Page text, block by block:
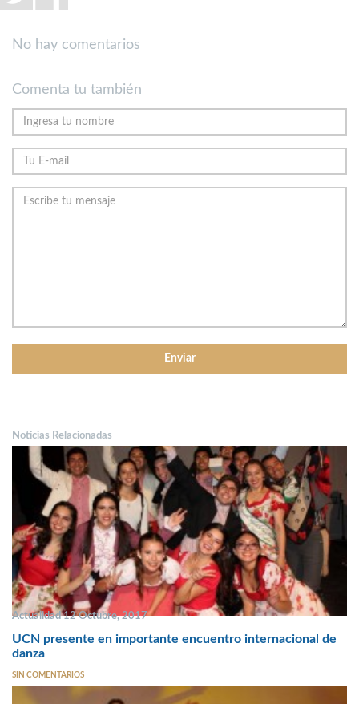
No hay comentarios
Comenta tu también
Noticias Relacionadas
Actualidad 12 Octubre, 2017
UCN presente en importante encuentro internacional de
danza
SIN COMENTARIOS